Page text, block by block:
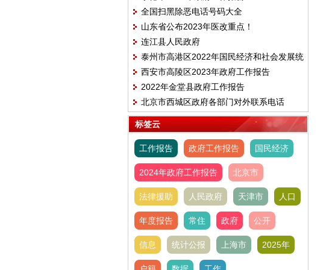
全国扫黑除恶电话号码大全
山东省公布2023年医改重点！
连江县人民政府
泰州市高港区2022年国民经济和社会发展统
计公报
西安市高陵区2023年政府工作报告
2022年金堂县政府工作报告
北京市西城区政府各部门对外联系电话
标签云
工作报告 政府工作报告 国民经济
2024年政府工作报告 北京市
法律援助 人民政府 天津市 人口
年度报告 常住 政府 公开
信息 统计公报 上海市 2025年